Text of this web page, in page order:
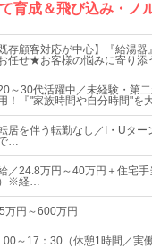
育成＆飛び込み・ノ
既存顧客対応が中心】『給湯
任せ★お客様の悩みに寄り添
20～30代活躍中／未経験・
！『"家族時間や自分時間"を
居を伴う転勤なし／I・Uタ
…
／24.8万円～40万円＋住宅
※経…
万円～600万円
00～17：30（休憩1時間／